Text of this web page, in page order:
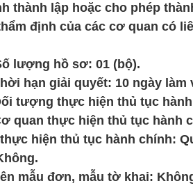
thành lập hoặc cho phép
định của các cơ quan có
hồ sơ: 01 (bộ).
giải quyết: 10 ngày làm
thực hiện thủ tục hành
thực hiện thủ tục hành
hiện thủ tục hành chính:
đơn, mẫu tờ khai: